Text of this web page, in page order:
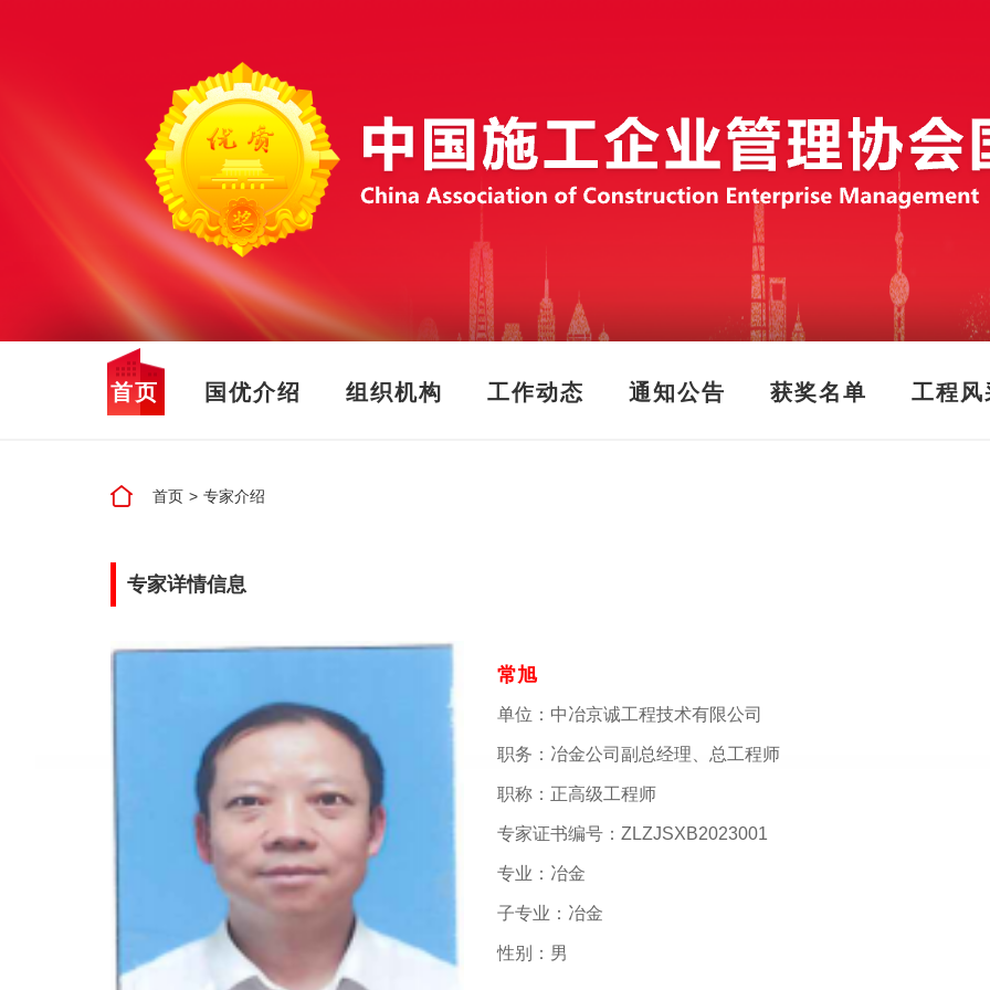
首页 国优介绍 组织机构 工作动态 通知公告 获奖名单 工程风
首页 > 专家介绍
专家详情信息
常旭
单位：中冶京诚工程技术有限公司
职务：冶金公司副总经理、总工程师
职称：正高级工程师
专家证书编号：ZLZJSXB2023001
专业：冶金
子专业：冶金
性别：男